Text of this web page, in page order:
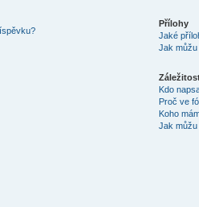
Přílohy
Jaké
Jak
Kdo
Proč ve
Koho
Jak